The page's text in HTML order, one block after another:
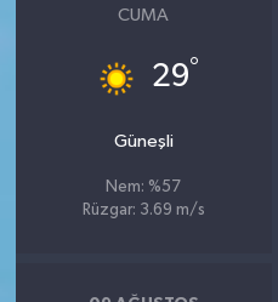
CUMA
29°
Güneşli
Nem: %57
Rüzgar: 3.69 m/s